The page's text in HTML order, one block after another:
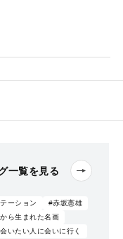
一覧を見る
ーション
#赤坂憲雄
ら生まれた名画
いたい人に会いに行く